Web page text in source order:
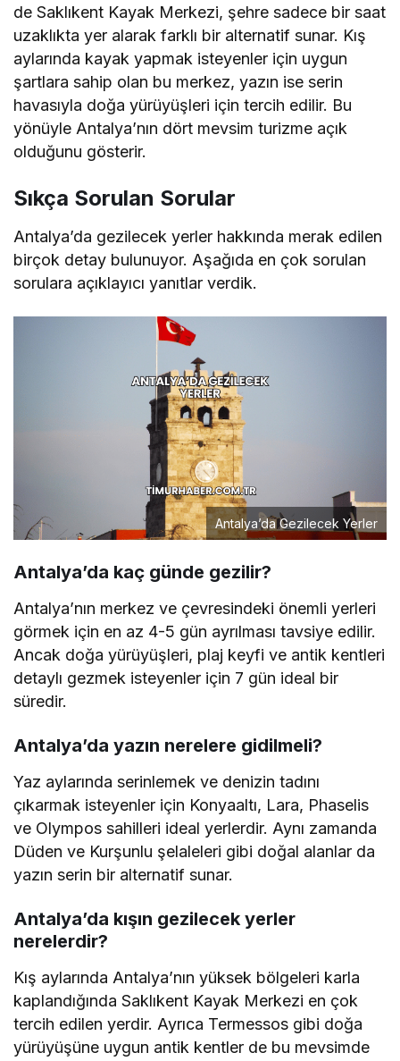
de Saklıkent Kayak Merkezi, şehre sadece bir saat
uzaklıkta yer alarak farklı bir alternatif sunar. Kış
aylarında kayak yapmak isteyenler için uygun
şartlara sahip olan bu merkez, yazın ise serin
havasıyla doğa yürüyüşleri için tercih edilir. Bu
yönüyle Antalya’nın dört mevsim turizme açık
olduğunu gösterir.
Sıkça Sorulan Sorular
Antalya’da gezilecek yerler hakkında merak edilen
birçok detay bulunuyor. Aşağıda en çok sorulan
sorulara açıklayıcı yanıtlar verdik.
Antalya’da Gezilecek Yerler
Antalya’da kaç günde gezilir?
Antalya’nın merkez ve çevresindeki önemli yerleri
görmek için en az 4-5 gün ayrılması tavsiye edilir.
Ancak doğa yürüyüşleri, plaj keyfi ve antik kentleri
detaylı gezmek isteyenler için 7 gün ideal bir
süredir.
Antalya’da yazın nerelere gidilmeli?
Yaz aylarında serinlemek ve denizin tadını
çıkarmak isteyenler için Konyaaltı, Lara, Phaselis
ve Olympos sahilleri ideal yerlerdir. Aynı zamanda
Düden ve Kurşunlu şelaleleri gibi doğal alanlar da
yazın serin bir alternatif sunar.
Antalya’da kışın gezilecek yerler
nerelerdir?
Kış aylarında Antalya’nın yüksek bölgeleri karla
kaplandığında Saklıkent Kayak Merkezi en çok
tercih edilen yerdir. Ayrıca Termessos gibi doğa
yürüyüşüne uygun antik kentler de bu mevsimde